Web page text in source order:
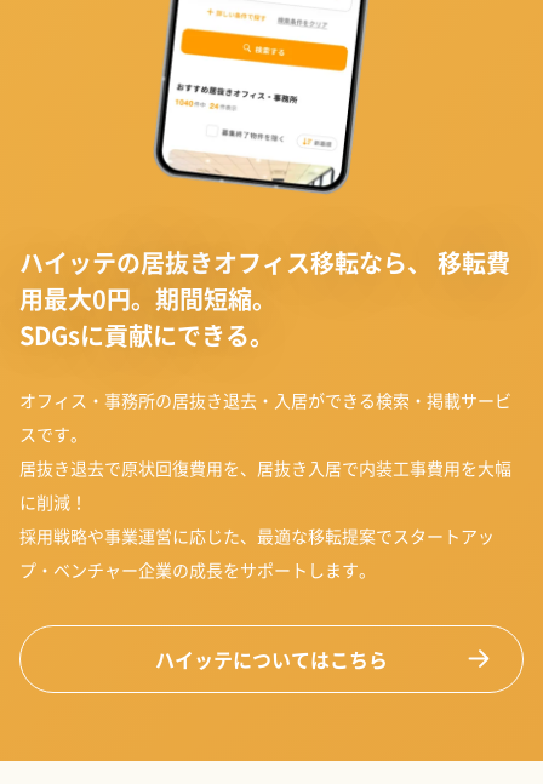
ハイッテの居抜きオフィス移転なら、
移転費
用最大0円。期間短縮。
SDGsに貢献にできる。
オフィス・事務所の居抜き退去・入居ができる検索・掲載サービ
スです。
居抜き退去で原状回復費用を、居抜き入居で内装工事費用を大幅
に削減！
採用戦略や事業運営に応じた、最適な移転提案でスタートアッ
プ・ベンチャー企業の成長をサポートします。
ハイッテについてはこちら